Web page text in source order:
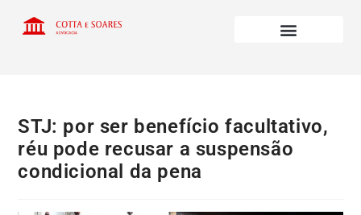
STJ: por ser benefício facultativo,
réu pode recusar a suspensão
condicional da pena